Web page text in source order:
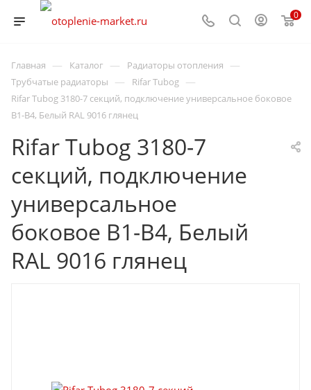
0
Главная — Каталог — Радиаторы отопления —
Трубчатые радиаторы — Rifar Tubog —
Rifar Tubog 3180-7 секций, подключение универсальное боковое
B1-B4, Белый RAL 9016 глянец
Rifar Tubog 3180-7
секций, подключение
универсальное
боковое B1-B4, Белый
RAL 9016 глянец